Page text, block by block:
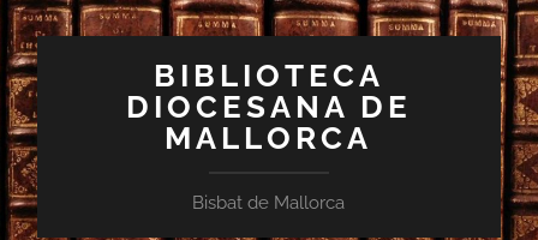
BIBLIOTECA
DIOCESANA DE
MALLORCA
Bisbat de Mallorca